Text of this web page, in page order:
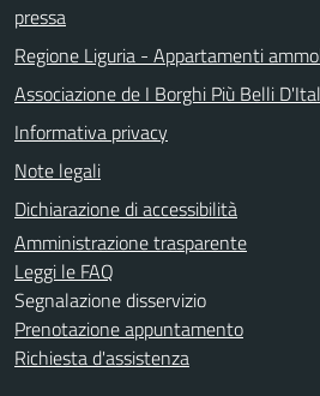
pressa
Regione Liguria - Appartamenti
Associazione de I Borghi Più Belli
Informativa privacy
Note legali
Dichiarazione di accessibilità
Amministrazione trasparente
Leggi le FAQ
Segnalazione disservizio
Prenotazione appuntamento
Richiesta d'assistenza